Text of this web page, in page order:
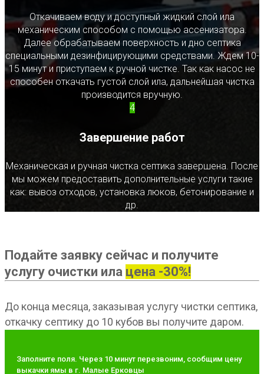
Откачиваем воду и доступный жидкий слой ила
механическим способом с помощью ассенизатора.
Далее обрабатываем поверхность и дно септика
специальными дезинфицирующими средствами. Ждем 10-
15 минут и приступаем к ручной чистке. Так как насос не
способен откачать густой слой ила, дальнейшая чистка
производится вручную.
4
Завершение работ
Механическая и ручная чистка септика завершена. После
мы можем предоставить дополнительные услуги такие
как: вывоз отходов, установка люков, бетонирование и
др.
Подайте заявку сейчас и получите
услугу очистки ила цена -30%!
До конца месяца, заказывая услугу чистки септика,
откачку септику до 10 кубов вы получите даром.
Заполните поля. Через 10 минут перезвоним, сообщим цену
выкачки ямы в г. Малые Ерковцы